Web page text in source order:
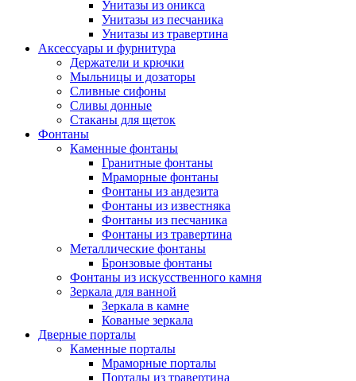
Унитазы из оникса
Унитазы из песчаника
Унитазы из травертина
Аксессуары и фурнитура
Держатели и крючки
Мыльницы и дозаторы
Сливные сифоны
Сливы донные
Стаканы для щеток
Фонтаны
Каменные фонтаны
Гранитные фонтаны
Мраморные фонтаны
Фонтаны из андезита
Фонтаны из известняка
Фонтаны из песчаника
Фонтаны из травертина
Металлические фонтаны
Бронзовые фонтаны
Фонтаны из искусственного камня
Зеркала для ванной
Зеркала в камне
Кованые зеркала
Дверные порталы
Каменные порталы
Мраморные порталы
Порталы из травертина